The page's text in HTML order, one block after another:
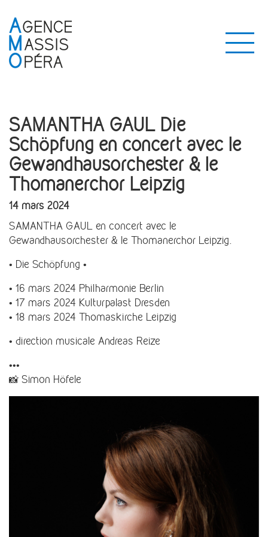
SAMANTHA GAUL Die
Schöpfung en concert avec le
Gewandhausorchester & le
Thomanerchor Leipzig
14 mars 2024
SAMANTHA GAUL en concert avec le
Gewandhausorchester & le Thomanerchor Leipzig.
• Die Schöpfung •
• 16 mars 2024 Philharmonie Berlin
• 17 mars 2024 Kulturpalast Dresden
• 18 mars 2024 Thomaskirche Leipzig
• direction musicale Andreas Reize
•••
📸 Simon Höfele